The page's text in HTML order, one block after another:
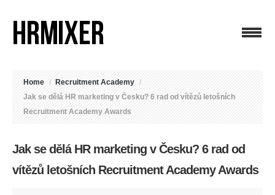
Home / Recruitment Academy /
Jak se dělá HR marketing v Česku? 6 rad od vítězů letošních
Recruitment Academy Awards
Jak se dělá HR marketing v Česku? 6 rad od
vítězů letošních Recruitment Academy Awards